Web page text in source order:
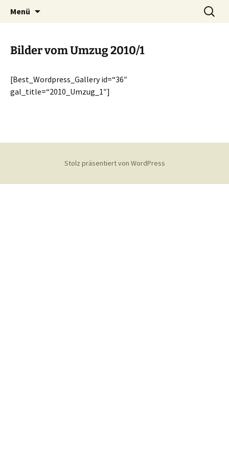
Nauschder Karnevalsverein
e.V.
Homepage des Nauschder Karnevalsverein
e.V.
Menü
Suchen
nach:
Bilder vom Umzug 2010/1
[Best_Wordpress_Gallery id=“36″
gal_title=“2010_Umzug_1″]
Stolz präsentiert von WordPress